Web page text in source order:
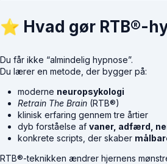
⭐ Hvad gør RTB®-
Du får ikke “almindelig hypnose”.
Du lærer en metode, der bygger på:
moderne neuropsykologi
Retrain The Brain(RTB®)
klinisk erfaring gennem tre årtier
dyb forståelse af vaner, adfærd,
konkrete scripts, der skaber
RTB®-teknikken ændrer hjernens